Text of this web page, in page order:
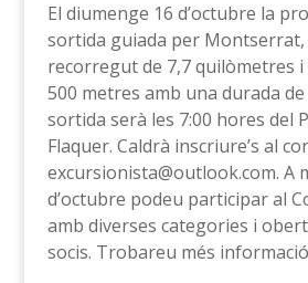
El diumenge 16 d’octubre la
sortida guiada per Montserrat,
recorregut de 7,7 quilòmetres i
500 metres amb una durada
sortida serà les 7:00 hores del
Flaquer. Caldrà inscriure’s al
excursionista@outlook.com. A
d’octubre podeu participar al
amb diverses categories i
socis. Trobareu més